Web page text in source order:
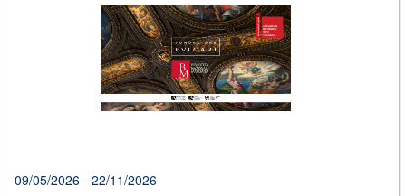
09/05/2026 - 22/11/2026